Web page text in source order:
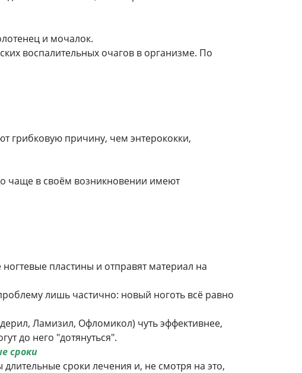
и мочалок.
воспалительных очагов в организме. По
грибковую причину, чем энтерококки,
чаще в своём возникновении имеют
пластины и отправят материал на
лишь частично: новый ноготь всё равно
Ламизил, Офломикол) чуть эффективнее,
до него "дотянуться".
сроки
сроки лечения и, не смотря на это,